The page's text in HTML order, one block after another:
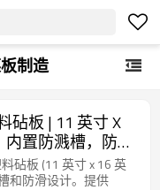
制造
砧板 | 11 英寸 X
置防溅槽，防滑
砧板 (11 英寸 x 16 英
和防滑设计。提供